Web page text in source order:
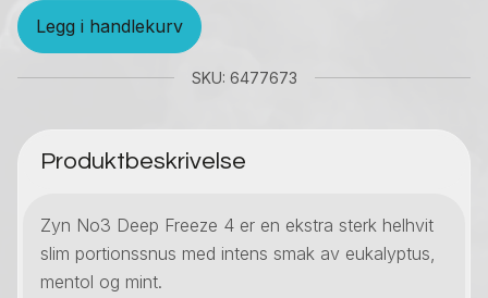
Legg i handlekurv
SKU: 6477673
Produktbeskrivelse
Zyn No3 Deep Freeze 4 er en ekstra sterk helhvit
slim portionssnus med intens smak av eukalyptus,
mentol og mint.